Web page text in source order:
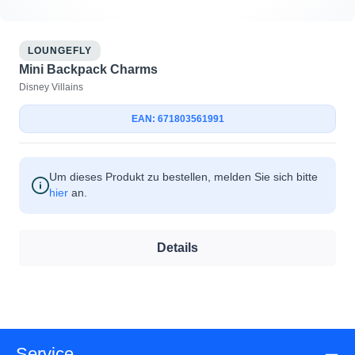
LOUNGEFLY
Mini Backpack Charms
Disney Villains
EAN: 671803561991
Um dieses Produkt zu bestellen, melden Sie sich bitte
hier an.
Details